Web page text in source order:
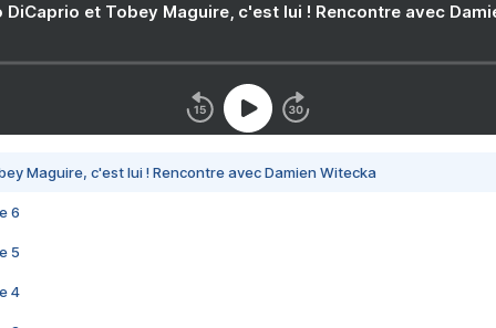
DiCaprio et Tobey Maguire, c'est lui ! Rencontre avec
Maguire, c'est lui ! Rencontre avec Damien Witecka
6
5
4